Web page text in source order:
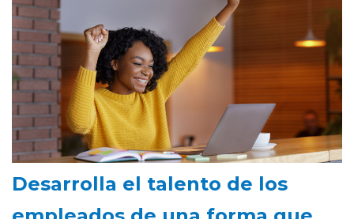
Desarrolla el talento de los